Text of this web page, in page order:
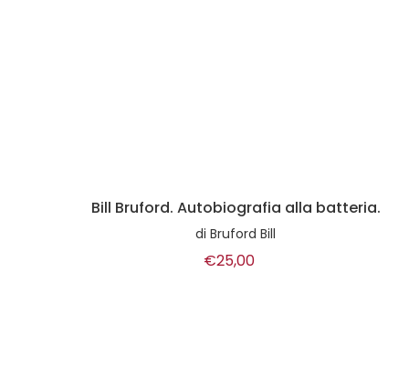
Bill Bruford. Autobiografia alla batteria.
Bruford Bill
€25,00